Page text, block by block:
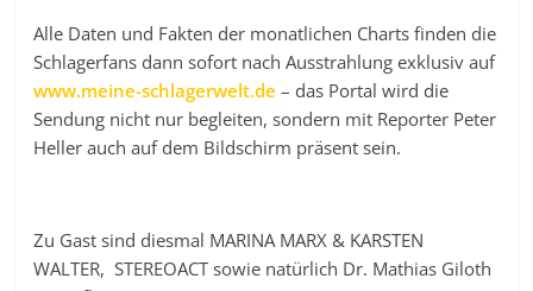
Alle Daten und Fakten der monatlichen Charts finden die
Schlagerfans dann sofort nach Ausstrahlung exklusiv auf
www.meine-schlagerwelt.de – das Portal wird die
Sendung nicht nur begleiten, sondern mit Reporter Peter
Heller auch auf dem Bildschirm präsent sein.
Zu Gast sind diesmal MARINA MARX & KARSTEN
WALTER, STEREOACT sowie natürlich Dr. Mathias Giloth